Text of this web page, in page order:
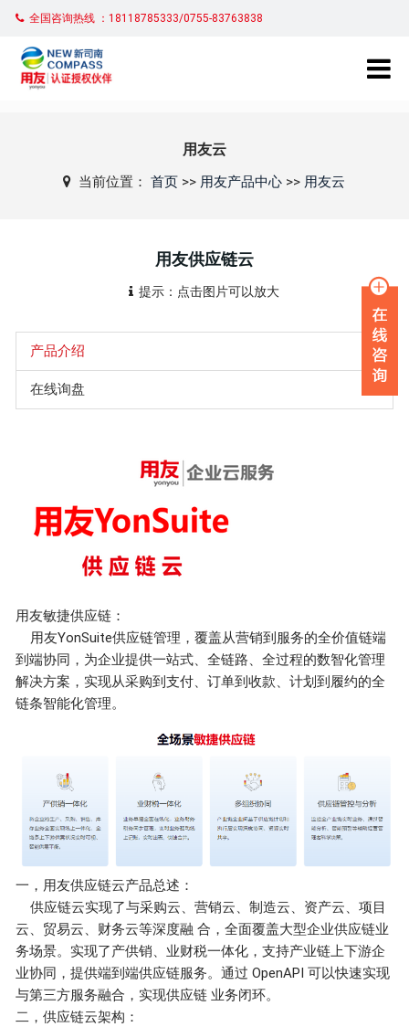
全国咨询热线 ：18118785333/0755-83763838
用友云
当前位置：首页 >> 用友产品中心 >> 用友云
用友供应链云
提示：点击图片可以放大
产品介绍
在线询盘
用友敏捷供应链：
用友YonSuite供应链管理，覆盖从营销到服务的全价值链端
到端协同，为企业提供一站式、全链路、全过程的数智化管理
解决方案，实现从采购到支付、订单到收款、计划到履约的全
链条智能化管理。
一，用友供应链云产品总述：
供应链云实现了与采购云、营销云、制造云、资产云、项目
云、贸易云、财务云等深度融 合，全面覆盖大型企业供应链业
务场景。实现了产供销、业财税一体化，支持产业链上下游企
业协同，提供端到端供应链服务。通过 OpenAPI 可以快速实现
与第三方服务融合，实现供应链 业务闭环。
二，供应链云架构：